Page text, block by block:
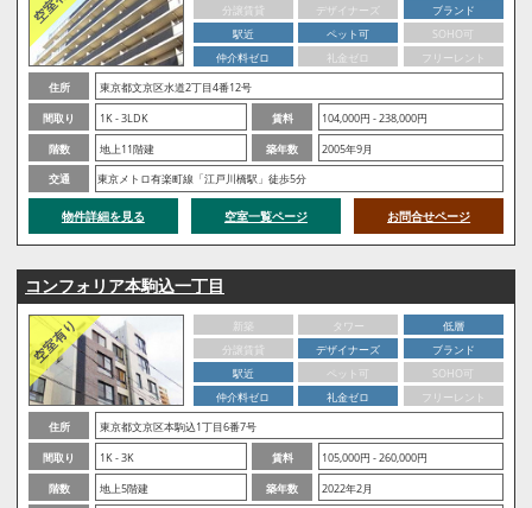
分譲賃貸
デザイナーズ
ブランド
駅近
ペット可
SOHO可
仲介料ゼロ
礼金ゼロ
フリーレント
住所
東京都文京区水道2丁目4番12号
間取り
1K - 3LDK 賃料
104,000円 - 238,000円
階数
地上11階建 築年数
2005年9月
交通
東京メトロ有楽町線「江戸川橋駅」徒歩5分
物件詳細を見る 空室一覧ページ お問合せページ
コンフォリア本駒込一丁目
新築 タワー
低層
分譲賃貸
デザイナーズ
ブランド
駅近
ペット可
SOHO可
仲介料ゼロ
礼金ゼロ
フリーレント
住所
東京都文京区本駒込1丁目6番7号
間取り
1K - 3K 賃料
105,000円 - 260,000円
階数
地上5階建 築年数
2022年2月